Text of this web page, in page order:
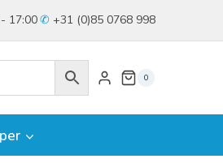
17:00 +31 (0)85 0768 998
0